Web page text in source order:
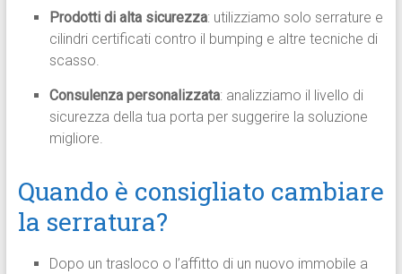
Prodotti di alta sicurezza: utilizziamo solo serrature e
cilindri certificati contro il bumping e altre tecniche di
scasso.
Consulenza personalizzata: analizziamo il livello di
sicurezza della tua porta per suggerire la soluzione
migliore.
Quando è consigliato cambiare
la serratura?
Dopo un trasloco o l’affitto di un nuovo immobile a